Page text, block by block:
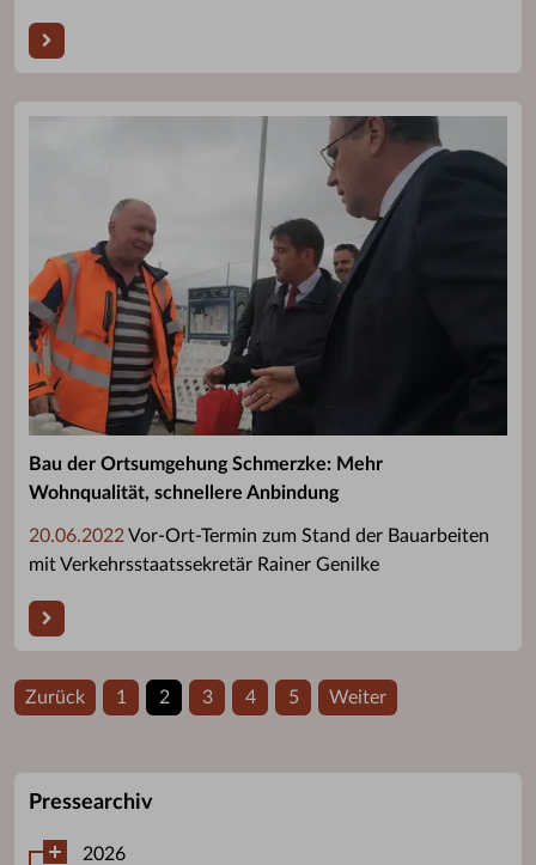
Bau der Ortsumgehung Schmerzke: Mehr
Wohnqualität, schnellere Anbindung
20.06.2022 Vor-Ort-Termin zum Stand der Bauarbeiten
mit Verkehrsstaatssekretär Rainer Genilke
Zurück 1 2 3 4 5 Weiter
Pressearchiv
2026